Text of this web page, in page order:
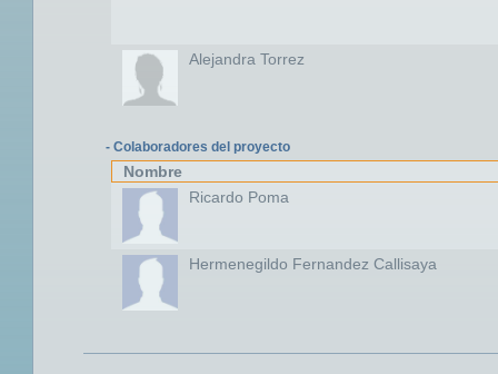
Alejandra Torrez
- Colaboradores del proyecto
Nombre
Ricardo Poma
Hermenegildo Fernandez Callisaya